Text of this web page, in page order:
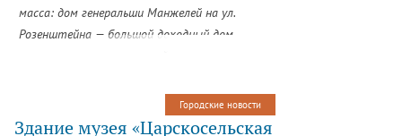
масса: дом генеральши Манжелей на ул.
Розенштейна — большой доходный дом,
объекта культурного наследия. Или
Аракчеевские казармы — кузница и конюшня
Городские новости
Здание музея «Царскосельская